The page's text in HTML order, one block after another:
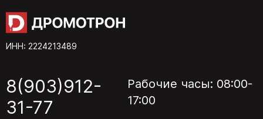
ИНН: 2224213489
8(903)912-
31-77
Рабочие часы: 08:00-
17:00